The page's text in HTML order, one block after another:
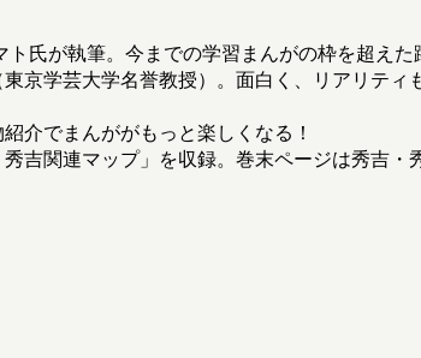
氏が執筆。今までの学習まんがの枠を超え
京学芸大学名誉教授）。面白く、リアリティ
介でまんががもっと楽しくなる！
吉関連マップ」を収録。巻末ページは秀吉